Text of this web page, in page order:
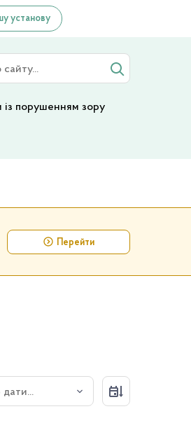
установу
Людям із порушенням зору
Перейти